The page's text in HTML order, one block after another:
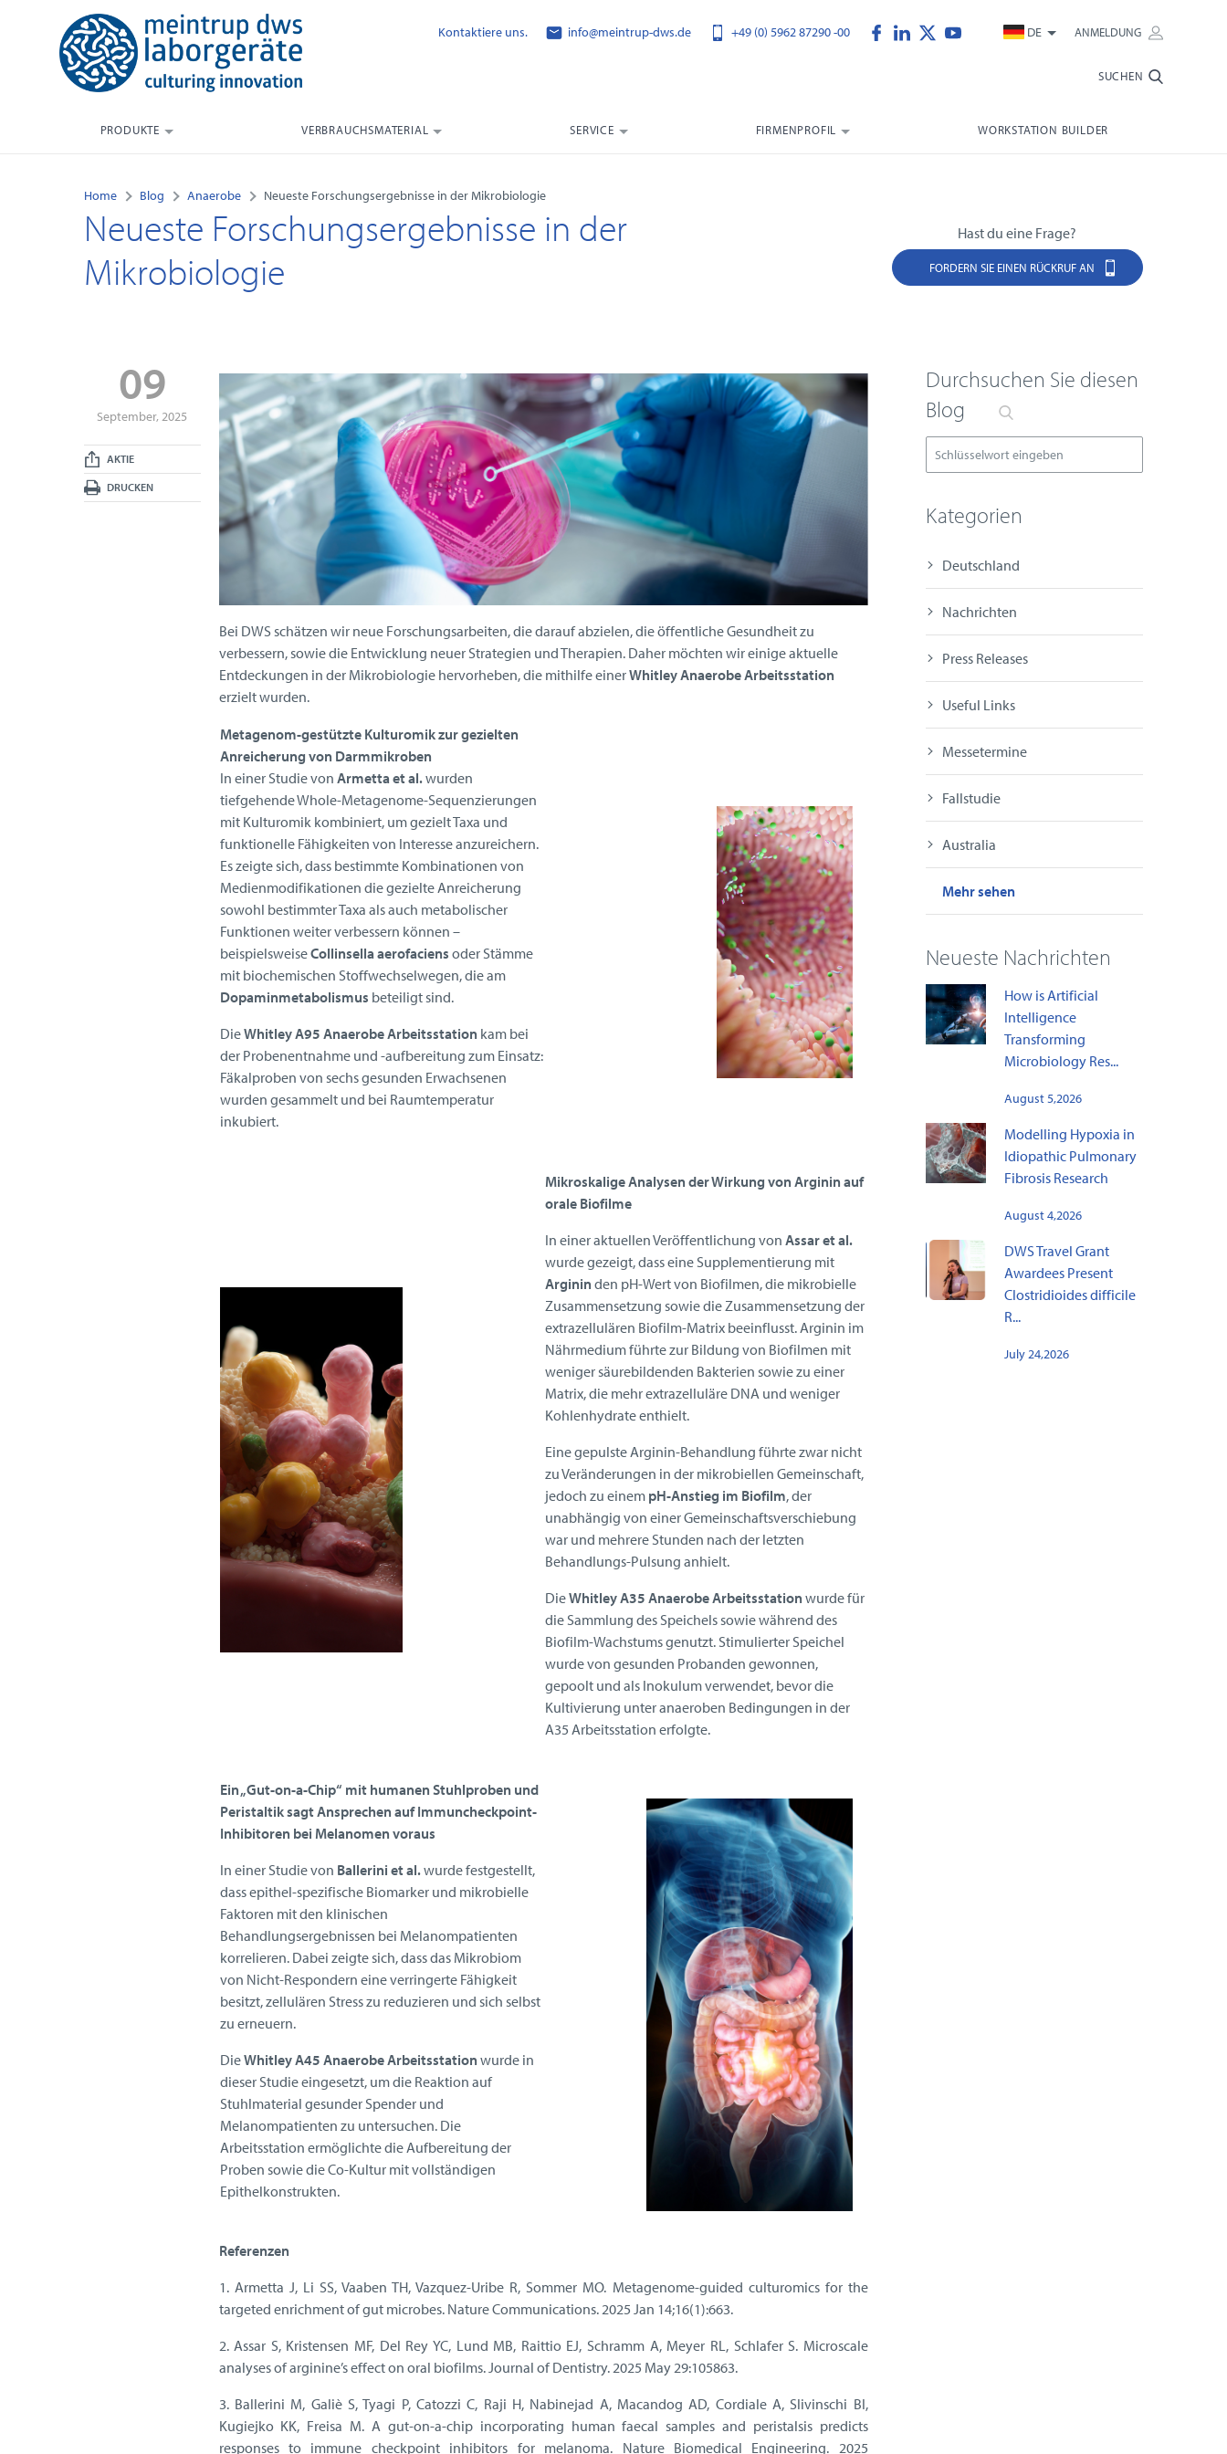
Kontaktiere uns. info@meintrup-dws.de +49 (0) 5962 87290 -00 DE ANMELDUNG
SUCHEN
PRODUKTE VERBRAUCHSMATERIAL SERVICE FIRMENPROFIL WORKSTATION BUILDER
Home Blog Anaerobe Neueste Forschungsergebnisse in der Mikrobiologie
Neueste Forschungsergebnisse in der
Mikrobiologie
Hast du eine Frage?
FORDERN SIE EINEN RÜCKRUF AN
09
September, 2025
AKTIE
DRUCKEN
Durchsuchen Sie diesen
Blog
Kategorien
Deutschland
Nachrichten
Press Releases
Useful Links
Messetermine
Fallstudie
Australia
Mehr sehen
Neueste Nachrichten
How is Artificial
Intelligence
Transforming
Microbiology Res...
August 5,2026
Modelling Hypoxia in
Idiopathic Pulmonary
Fibrosis Research
August 4,2026
DWS Travel Grant
Awardees Present
Clostridioides difficile
R...
July 24,2026
Bei DWS schätzen wir neue Forschungsarbeiten, die darauf abzielen, die öffentliche Gesundheit zu
verbessern, sowie die Entwicklung neuer Strategien und Therapien. Daher möchten wir einige aktuelle
Entdeckungen in der Mikrobiologie hervorheben, die mithilfe einerWhitley Anaerobe Arbeitsstation
erzielt wurden.
Metagenom-gestützte Kulturomik zur gezielten
Anreicherung von Darmmikroben
In einer Studie von Armetta et al.wurden
tiefgehende Whole-Metagenome-Sequenzierungen
mit Kulturomik kombiniert, um gezielt Taxa und
funktionelle Fähigkeiten von Interesse anzureichern.
Es zeigte sich, dass bestimmte Kombinationen von
Medienmodifikationen die gezielte Anreicherung
sowohl bestimmter Taxa als auch metabolischer
Funktionen weiter verbessern können –
beispielsweiseCollinsella aerofaciens oder Stämme
mit biochemischen Stoffwechselwegen, die am
Dopaminmetabolismus beteiligt sind.
DieWhitley A95 Anaerobe Arbeitsstation kam bei
der Probenentnahme und -aufbereitung zum Einsatz:
Fäkalproben von sechs gesunden Erwachsenen
wurden gesammelt und bei Raumtemperatur
inkubiert.
Mikroskalige Analysen der Wirkung von Arginin auf
orale Biofilme
In einer aktuellen Veröffentlichung von Assar et al.
wurde gezeigt, dass eine Supplementierung mit
Arginin den pH-Wert von Biofilmen, die mikrobielle
Zusammensetzung sowie die Zusammensetzung der
extrazellulären Biofilm-Matrix beeinflusst. Arginin im
Nährmedium führte zur Bildung von Biofilmen mit
weniger säurebildenden Bakterien sowie zu einer
Matrix, die mehr extrazelluläre DNA und weniger
Kohlenhydrate enthielt.
Eine gepulste Arginin-Behandlung führte zwar nicht
zu Veränderungen in der mikrobiellen Gemeinschaft,
jedoch zu einem pH-Anstieg im Biofilm, der
unabhängig von einer Gemeinschaftsverschiebung
war und mehrere Stunden nach der letzten
Behandlungs-Pulsung anhielt.
DieWhitley A35 Anaerobe Arbeitsstation wurde für
die Sammlung des Speichels sowie während des
Biofilm-Wachstums genutzt. Stimulierter Speichel
wurde von gesunden Probanden gewonnen,
gepoolt und als Inokulum verwendet, bevor die
Kultivierung unter anaeroben Bedingungen in der
A35 Arbeitsstation erfolgte.
Ein „Gut-on-a-Chip“ mit humanen Stuhlproben und
Peristaltik sagt Ansprechen auf Immuncheckpoint-
Inhibitoren bei Melanomen voraus
In einer Studie von Ballerini et al.wurde festgestellt,
dass epithel-spezifische Biomarker und mikrobielle
Faktoren mit den klinischen
Behandlungsergebnissen bei Melanompatienten
korrelieren. Dabei zeigte sich, dass das Mikrobiom
von Nicht-Respondern eine verringerte Fähigkeit
besitzt, zellulären Stress zu reduzieren und sich selbst
zu erneuern.
DieWhitley A45 Anaerobe Arbeitsstation wurde in
dieser Studie eingesetzt, um die Reaktion auf
Stuhlmaterial gesunder Spender und
Melanompatienten zu untersuchen. Die
Arbeitsstation ermöglichte die Aufbereitung der
Proben sowie die Co-Kultur mit vollständigen
Epithelkonstrukten.
Referenzen
1. Armetta J, Li SS, Vaaben TH, Vazquez-Uribe R, Sommer MO. Metagenome-guided culturomics for the
targeted enrichment of gut microbes. Nature Communications. 2025 Jan 14;16(1):663.
2. Assar S, Kristensen MF, Del Rey YC, Lund MB, Raittio EJ, Schramm A, Meyer RL, Schlafer S. Microscale
analyses of arginine’s effect on oral biofilms. Journal of Dentistry. 2025 May 29:105863.
3. Ballerini M, Galiè S, Tyagi P, Catozzi C, Raji H, Nabinejad A, Macandog AD, Cordiale A, Slivinschi BI,
Kugiejko KK, Freisa M. A gut-on-a-chip incorporating human faecal samples and peristalsis predicts
responses to immune checkpoint inhibitors for melanoma. Nature Biomedical Engineering. 2025